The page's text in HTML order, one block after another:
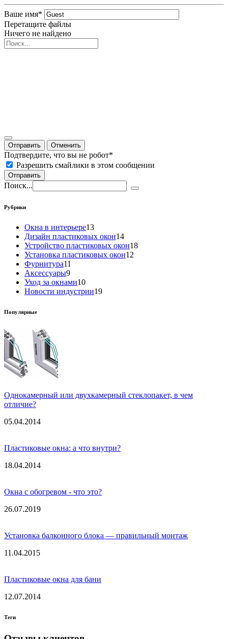
Ваше имя*
Перетащите файлы
Ничего не найдено
Отправить Отменить
Подтвердите, что вы не робот*
Разрешить смайлики в этом сообщении
Отправить
Поиск...
Рубрики
Окна в интерьере13
Дизайн пластиковых окон14
Устройство пластиковых окон18
Установка пластиковых окон12
Фурнитура11
Аксессуары9
Уход за окнами10
Новости индустрии19
Популярные
Однокамерный или двухкамерный стеклопакет, в чем
отличие?
05.04.2014
Пластиковые окна: а что внутри?
18.04.2014
Окна с обогревом - что это?
26.07.2019
Установка балконного блока — правильный монтаж
11.04.2015
Пластиковые окна для бани
12.07.2014
Теги